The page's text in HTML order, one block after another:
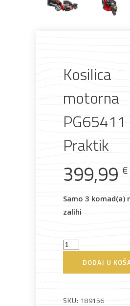
Pogledajte
u ponudi
Pločasti
materijali
Alati i
pribor
Boje i
Kosilica
motorna
PG65411
Praktik
399,99 €
Samo 3 komad(a)
zalihi
Kosilica
količina
DODAJ U
SKU: 189156